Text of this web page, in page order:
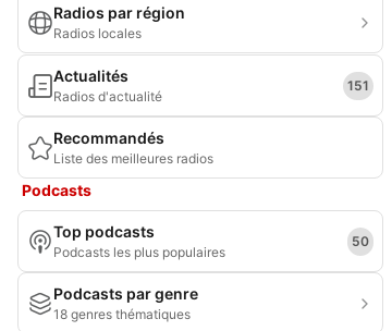
Radios par région
Radios locales
Actualités
Radios d'actualité
151
Recommandés
Liste des meilleures radios
Podcasts
Top podcasts
Podcasts les plus populaires
50
Podcasts par genre
18 genres thématiques